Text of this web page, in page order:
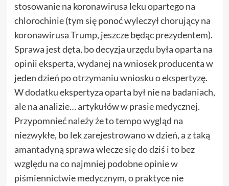
stosowanie na koronawirusa leku opartego na
chlorochinie (tym się ponoć wyleczył chorujący na
koronawirusa Trump, jeszcze będąc prezydentem).
Sprawa jest dęta, bo decyzja urzędu była oparta na
opinii eksperta, wydanej na wniosek producenta w
jeden dzień po otrzymaniu wniosku o ekspertyzę.
W dodatku ekspertyza oparta był nie na badaniach,
ale na analizie… artykułów w prasie medycznej.
Przypomnieć należy że to tempo wygląd na
niezwykłe, bo lek zarejestrowano w dzień, a z taką
amantadynąsprawa wlecze się do dziś i to bez
względu na co najmniej podobne opinie w
piśmiennictwie medycznym, o praktyce nie